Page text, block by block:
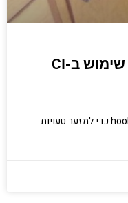
תשתית בינה מלאכותית: שימוש ב-CI
כיצד משתמשים בטכניקה פשוטה של hooks כדי למזער טעויות